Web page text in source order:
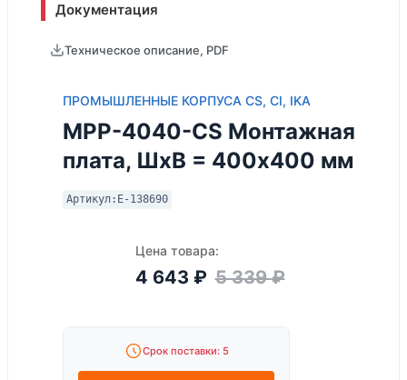
Документация
Техническое описание, PDF
ПРОМЫШЛЕННЫЕ КОРПУСА CS, CI, IKA
MPP-4040-CS Монтажная
плата, ШхВ = 400x400 мм
Артикул: E-138690
Цена товара:
4 643 ₽ 5 339₽
Срок поставки: 5